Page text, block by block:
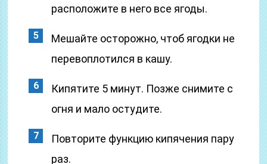
расположите в него все ягоды.
Мешайте осторожно, чтоб ягодки не
перевоплотился в кашу.
Кипятите 5 минут. Позже снимите с
огня и мало остудите.
Повторите функцию кипячения пару
раз.